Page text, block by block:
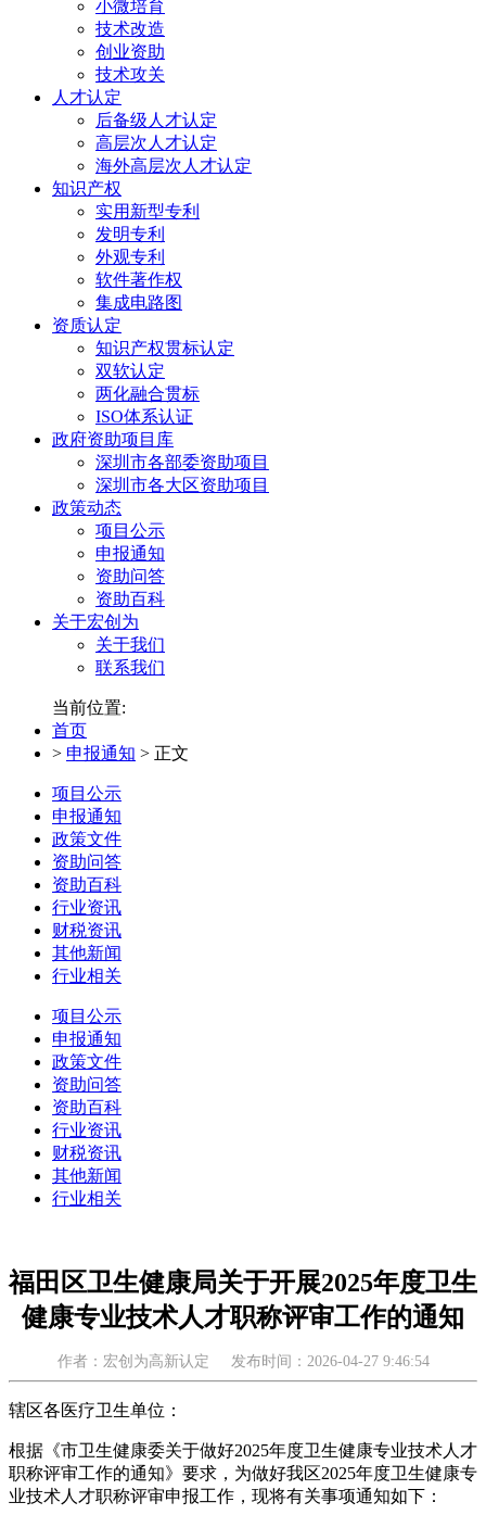
小微培育
技术改造
创业资助
技术攻关
人才认定
后备级人才认定
高层次人才认定
海外高层次人才认定
知识产权
实用新型专利
发明专利
外观专利
软件著作权
集成电路图
资质认定
知识产权贯标认定
双软认定
两化融合贯标
ISO体系认证
政府资助项目库
深圳市各部委资助项目
深圳市各大区资助项目
政策动态
项目公示
申报通知
资助问答
资助百科
关于宏创为
关于我们
联系我们
当前位置:
首页
> 申报通知 > 正文
项目公示
申报通知
政策文件
资助问答
资助百科
行业资讯
财税资讯
其他新闻
行业相关
项目公示
申报通知
政策文件
资助问答
资助百科
行业资讯
财税资讯
其他新闻
行业相关
福田区卫生健康局关于开展2025年度卫生
健康专业技术人才职称评审工作的通知
作者：宏创为高新认定 发布时间：2026-04-27 9:46:54
辖区各医疗卫生单位：
根据《市卫生健康委关于做好2025年度卫生健康专业技术人才
职称评审工作的通知》要求，为做好我区2025年度卫生健康专
业技术人才职称评审申报工作，现将有关事项通知如下：